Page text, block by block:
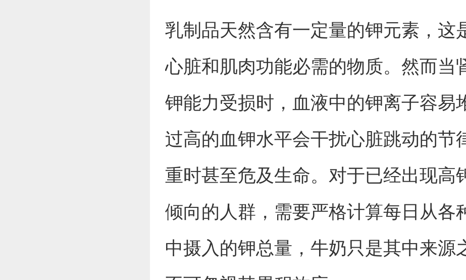
乳制品天然含有一定量的钾元素，这
心脏和肌肉功能必需的物质。然而当
钾能力受损时，血液中的钾离子容易
过高的血钾水平会干扰心脏跳动的节
重时甚至危及生命。对于已经出现高
倾向的人群，需要严格计算每日从各
中摄入的钾总量，牛奶只是其中来源